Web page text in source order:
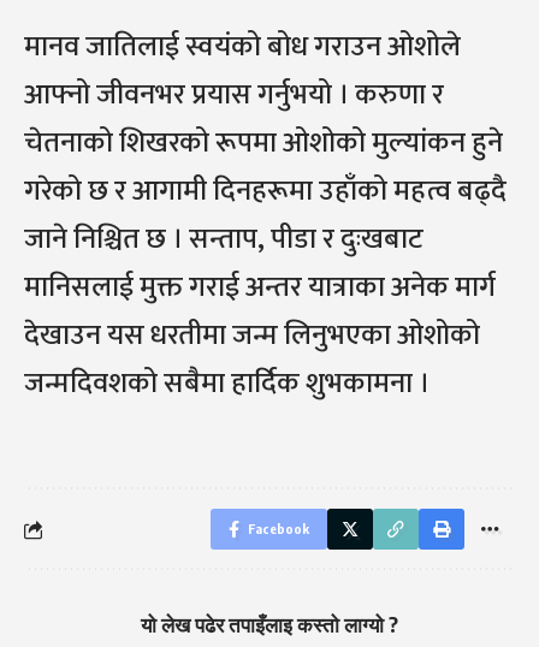
मानव जातिलाई स्वयंको बोध गराउन ओशोले
आफ्नो जीवनभर प्रयास गर्नुभयो । करुणा र
चेतनाको शिखरको रूपमा ओशोको मुल्यांकन हुने
गरेको छ र आगामी दिनहरूमा उहाँको महत्व बढ्दै
जाने निश्चित छ । सन्ताप, पीडा र दुःखबाट
मानिसलाई मुक्त गराई अन्तर यात्राका अनेक मार्ग
देखाउन यस धरतीमा जन्म लिनुभएका ओशोको
जन्मदिवशको सबैमा हार्दिक शुभकामना ।
Facebook
यो लेख पढेर तपाइँलाइ कस्तो लाग्यो ?